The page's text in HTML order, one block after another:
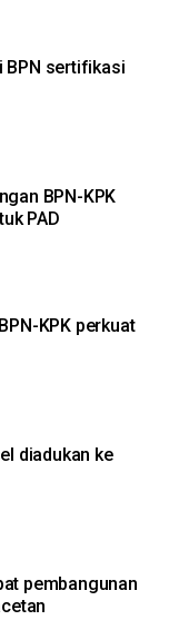
BPN sertifikasi
BPN-KPK
PAD
KPK perkuat
diadukan ke
pembangunan